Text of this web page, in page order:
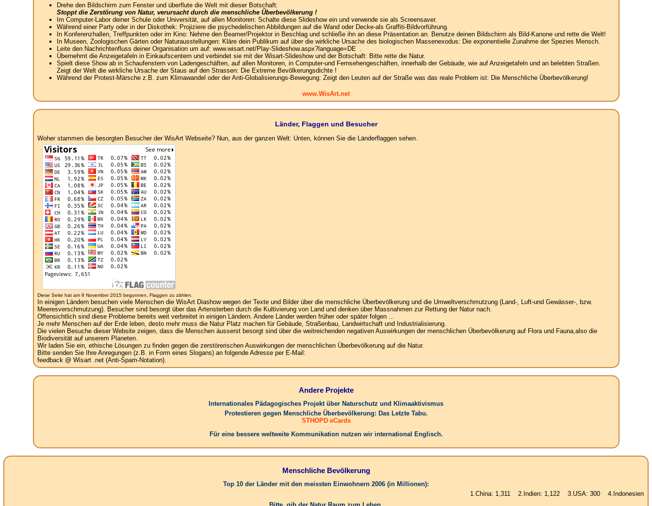
Drehe den Bildschirm zum Fenster und überflute die Welt mit dieser Botschaft:
Stoppt die Zerstörung von Natur, verursacht durch die menschliche Überbevölkerung !
Im Computer-Labor deiner Schule oder Universität, auf allen Monitoren: Schalte diese Slideshow ein und verwende sie als Screensaver.
Während einer Party oder in der Diskothek: Projiziere die psychedelischen Abbildungen auf die Wand oder Decke-als Graffiti-Bildvorführung.
In Konferenzhallen, Treffpunkten oder im Kino: Nehme den Beamer/Projektor in Beschlag und schließe ihn an diese Präsentation an. Benutze deinen Bildschirm als Bild-Kanone und rette die Welt!
In Museen, Zoologischen Gärten oder Naturausstellungen: Kläre dein Publikum auf über die wirkliche Ursache des biologischen Massenexodus: Die exponentielle Zunahme der Spezies Mensch.
Leite den Nachrichtenfluss deiner Organisation um auf: www.wisart.net/Play-Slideshow.aspx?language=DE .
Übernehmt die Anzeigetafeln in Einkaufscentern und verbindet sie mit der Wisart-Slideshow und der Botschaft: Bitte rette die Natur.
Spielt diese Show ab in Schaufenstern von Ladengeschäften, auf allen Monitoren, in Computer-und Fernsehengeschäften, innerhalb der Gebäude, wie auf Anzeigetafeln und an belebten Straßen.
Zeigt der Welt die wirkliche Ursache der Staus auf den Strassen: Die Extreme Bevölkerungsdichte !
Während der Protest-Märsche z.B. zum Klimawandel oder der Anti-Globalisierungs-Bewegung: Zeigt den Leuten auf der Straße was das reale Problem ist: Die Menschliche Überbevölkerung!
www.WisArt.net
Länder, Flaggen und Besucher
Woher stammen die besorgten Besucher der WisArt Webseite? Nun, aus der ganzen Welt: Unten, können Sie die Länderflaggen sehen.
Diese Seite hat am 9 November 2015 begonnen, Flaggen zu zählen.
In einigen Ländern besuchen viele Menschen die WisArt Diashow wegen der Texte und Bilder über die menschliche Überbevölkerung und die Umweltverschmutzung (Land-, Luft-und Gewässer-, bzw.
Meeresverschmutzung). Besucher sind besorgt über das Artensterben durch die Kultivierung von Land und denken über Massnahmen zur Rettung der Natur nach.
Offensichtlich sind diese Probleme bereits weit verbreitet in einigen Ländern. Andere Länder werden früher oder später folgen ...
Je mehr Menschen auf der Erde leben, desto mehr muss die Natur Platz machen für Gebäude, Straßenbau, Landwirtschaft und Industrialisierung.
Die vielen Besuche dieser Website zeigen, dass die Menschen äusserst besorgt sind über die weitreichenden negativen Auswirkungen der menschlichen Überbevölkerung auf Flora und Fauna,also die
Biodiversität auf unserem Planeten.
Wir laden Sie ein, ethische Lösungen zu finden gegen die zerstörerischen Auswirkungen der menschlichen Überbevölkerung auf die Natur.
Bitte senden Sie Ihre Anregungen (z.B. in Form eines Slogans) an folgende Adresse per E-Mail:
feedback @ Wisart .net (Anti-Spam-Notation).
Andere Projekte
Internationales Pädagogisches Projekt über Naturschutz und Klimaaktivismus
Protestieren gegen Menschliche Überbevölkerung: Das Letzte Tabu.
STHOPD eCards
Für eine bessere weltweite Kommunikation nutzen wir international Englisch.
Menschliche Bevölkerung
Top 10 der Länder mit den meissten Einwohnern 2006 (in Millionen):
1.China: 1,311 2.Indien: 1,122 3.USA: 300 4.Indonesien: 225